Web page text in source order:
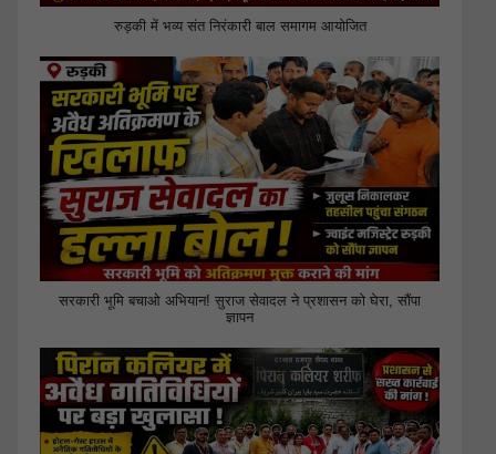
रुड़की में भव्य संत निरंकारी बाल समागम आयोजित
सरकारी भूमि बचाओ अभियान! सुराज सेवादल ने प्रशासन को घेरा, सौंपा
ज्ञापन